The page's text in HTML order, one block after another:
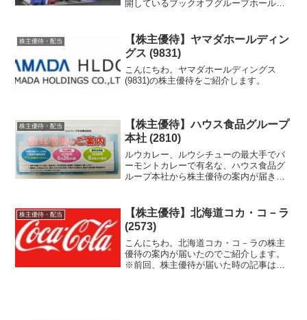
開しているブックオフグループホールデ
株主優待・配当
【株主優待】ヤマダホールディン
グス (9831)
こんにちわ。ヤマダホールディングス
(9831)の株主優待をご紹介します。
株主優待・配当
【株主優待】ハウス食品グループ
本社 (2810)
ルウカレー、ルウシチューの最大手でバ
ーモントカレーで有名な、ハウス食品グ
ループ本社から株主優待の案内が届きま
株主優待・配当
【株主優待】北海道コカ・コ－ラ
(2573)
こんにちわ。北海道コカ・コ－ラの株主
優待の案内が届いたのでご紹介します。
※前回、株主優待が届いた時の記事は、